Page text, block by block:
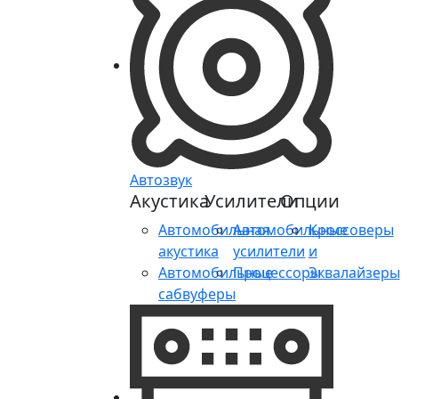
Автозвук
Акустика
Автомобильная
акустика
Автомобильные
сабвуферы
Усилители
Автомобильные
усилители
Процессоры
Опции
Кроссоверы
и
Эквалайзеры